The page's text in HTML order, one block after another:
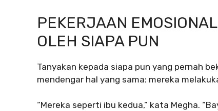
PEKERJAAN
OLEH SIAPA PUN
Tanyakan kepada siapa pun yang pernah
mendengar hal yang sama: mereka
“Mereka seperti ibu kedua,” kata Megha.